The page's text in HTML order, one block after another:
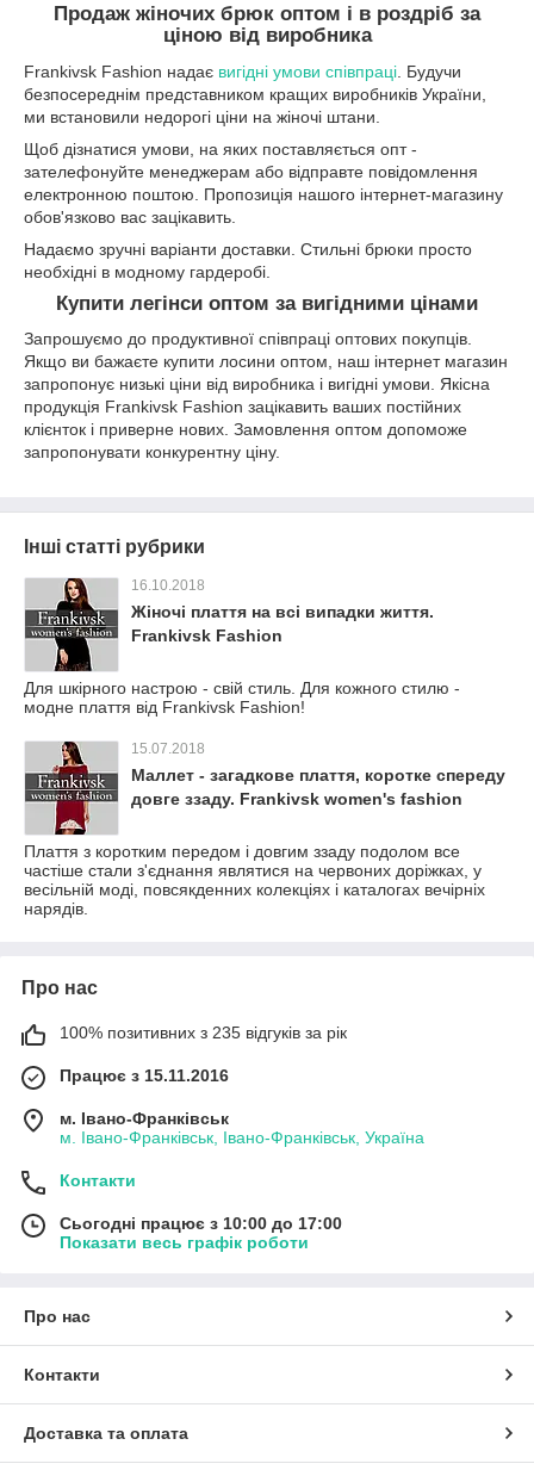
Продаж жіночих брюк оптом і в роздріб за
ціною від виробника
Frankivsk Fashion надає вигідні умови співпраці . Будучи
безпосереднім представником кращих виробників України,
ми встановили недорогі ціни на жіночі штани.
Щоб дізнатися умови, на яких поставляється опт -
зателефонуйте менеджерам або відправте повідомлення
електронною поштою. Пропозиція нашого інтернет-магазину
обов'язково вас зацікавить.
Надаємо зручні варіанти доставки. Стильні брюки просто
необхідні в модному гардеробі.
Купити легінси оптом за вигідними цінами
Запрошуємо до продуктивної співпраці оптових покупців.
Якщо ви бажаєте купити лосини оптом, наш інтернет магазин
запропонує низькі ціни від виробника і вигідні умови. Якісна
продукція Frankivsk Fashion зацікавить ваших постійних
клієнток і приверне нових. Замовлення оптом допоможе
запропонувати конкурентну ціну.
Інші статті рубрики
16.10.2018
Жіночі плаття на всі випадки життя.
Frankivsk Fashion
Для шкірного настрою - свій стиль. Для кожного стилю -
модне плаття від Frankivsk Fashion!
15.07.2018
Маллет - загадкове плаття, коротке спереду
довге ззаду. Frankivsk women's fashion
Плаття з коротким передом і довгим ззаду подолом все
частіше стали з'єднання являтися на червоних доріжках, у
весільній моді, повсякденних колекціях і каталогах вечірніх
нарядів.
Про нас
100% позитивних з 235 відгуків за рік
Працює з 15.11.2016
м. Івано-Франківськ
м. Івано-Франківськ, Івано-Франківськ, Україна
Контакти
Сьогодні працює з 10:00 до 17:00
Показати весь графік роботи
Про нас
Контакти
Доставка та оплата